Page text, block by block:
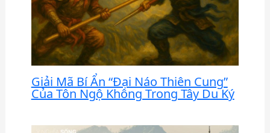
Giải Mã Bí Ẩn “Đại Náo Thiên Cung”
Của Tôn Ngộ Không Trong Tây Du Ký